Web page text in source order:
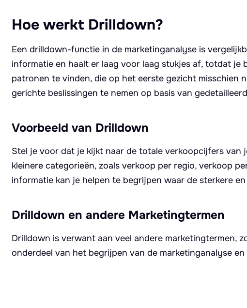
Hoe werkt Drilldown?
Een drilldown-functie in de marketinganalyse is
informatie en haalt er laag voor laag stukjes af, totdat
patronen te vinden, die op het eerste gezicht misschien
gerichte beslissingen te nemen op basis van
Voorbeeld van Drilldown
Stel je voor dat je kijkt naar de totale verkoopcijfers
kleinere categorieën, zoals verkoop per regio, verkoop
informatie kan je helpen te begrijpen waar de sterkere
Drilldown en andere Marketingtermen
Drilldown is verwant aan veel andere marketingtermen,
onderdeel van het begrijpen van de marketinganalyse